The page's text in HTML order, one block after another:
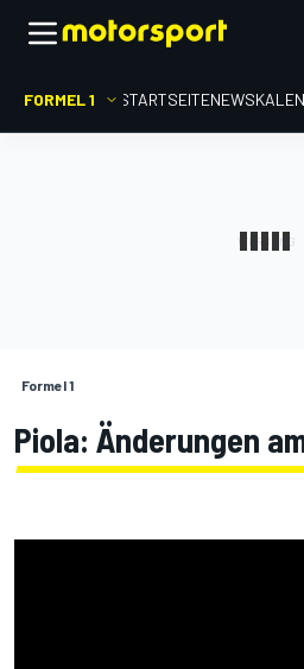
FORMEL 1 STARTSEITENEWS
Formel 1
Piola: Änderungen